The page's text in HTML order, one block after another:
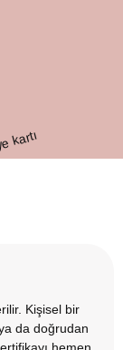
Kişisel bir
da doğrudan